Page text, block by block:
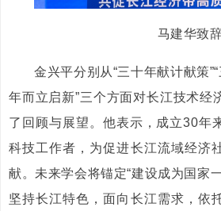
马建华致
金兴平分别从“三十年献计献策
年而立启新”三个方面对长江技术经
了回顾与展望。他表示，成立30年
科技工作者，为促进长江流域经济
献。未来学会将锚定“建设成为国家
坚持长江特色，面向长江需求，依